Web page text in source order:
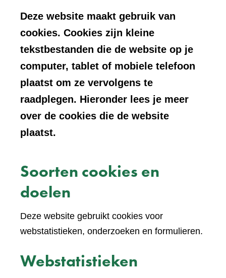
Deze website maakt gebruik van
cookies. Cookies zijn kleine
tekstbestanden die de website op je
computer, tablet of mobiele telefoon
plaatst om ze vervolgens te
raadplegen. Hieronder lees je meer
over de cookies die de website
plaatst.
Soorten cookies en
doelen
Deze website gebruikt cookies voor
webstatistieken, onderzoeken en formulieren.
Webstatistieken